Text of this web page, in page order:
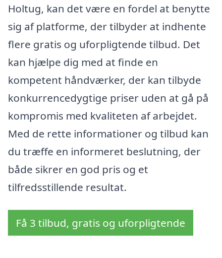
Holtug, kan det være en fordel at benytte
sig af platforme, der tilbyder at indhente
flere gratis og uforpligtende tilbud. Det
kan hjælpe dig med at finde en
kompetent håndværker, der kan tilbyde
konkurrencedygtige priser uden at gå på
kompromis med kvaliteten af arbejdet.
Med de rette informationer og tilbud kan
du træffe en informeret beslutning, der
både sikrer en god pris og et
tilfredsstillende resultat.
Få 3 tilbud, gratis og uforpligtende